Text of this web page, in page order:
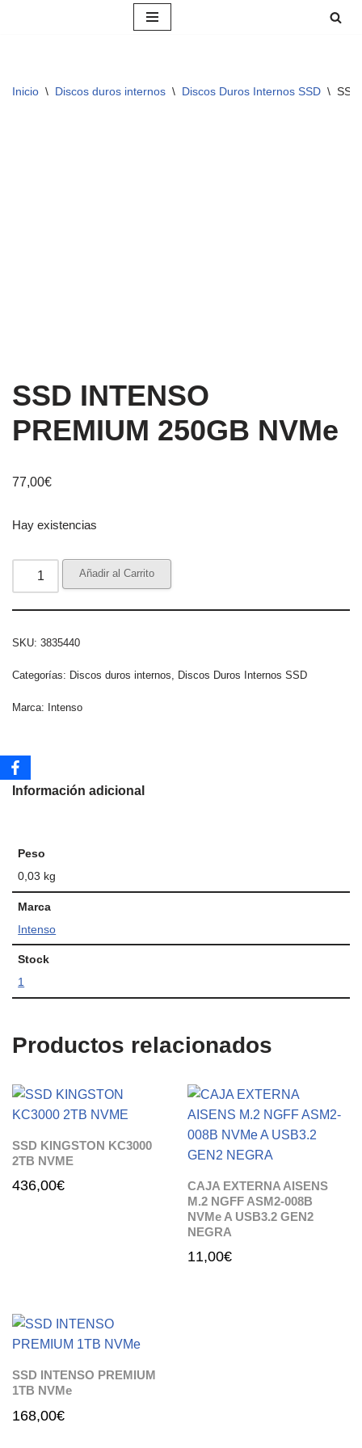
contenido
Inicio \ Discos duros internos \ Discos Duros Internos SSD \
SSD INTENSO
PREMIUM 250GB NVMe
77,00€
Hay existencias
Añadir al Carrito
SKU: 3835440
Categorías: Discos duros internos Discos Duros Internos SSD
Marca: Intenso
Información adicional
Peso
0,03 kg
Marca
Intenso
Stock
1
Productos relacionados
SSD KINGSTON KC3000
2TB NVME
436,00€
CAJA EXTERNA AISENS
M.2 NGFF ASM2-008B
NVMe A USB3.2 GEN2
NEGRA
11,00€
SSD INTENSO PREMIUM
1TB NVMe
168,00€